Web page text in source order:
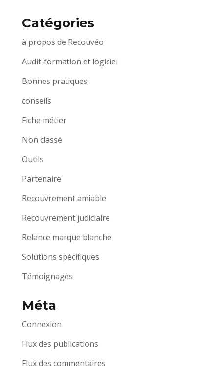
Catégories
à propos de Recouvéo
Audit-formation et logiciel
Bonnes pratiques
conseils
Fiche métier
Non classé
Outils
Partenaire
Recouvrement amiable
Recouvrement judiciaire
Relance marque blanche
Solutions spécifiques
Témoignages
Méta
Connexion
Flux des publications
Flux des commentaires